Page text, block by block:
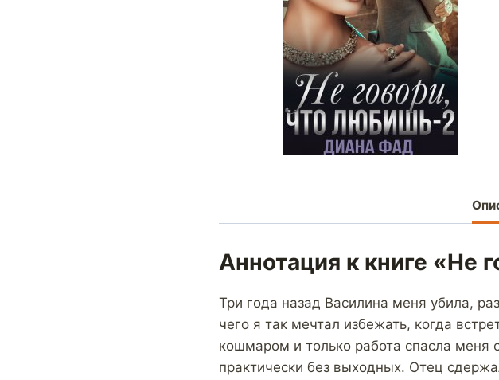
Аннотация к книге «Не
Три года назад Василина меня убила,
чего я так мечтал избежать, когда
кошмаром и только работа спасла меня
практически без выходных. Отец